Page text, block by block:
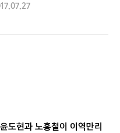
도현과 노홍철이 이역만리